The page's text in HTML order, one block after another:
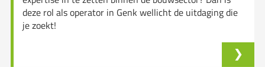
deze rol als operator in Genk wellicht de uitdaging die
je zoekt!